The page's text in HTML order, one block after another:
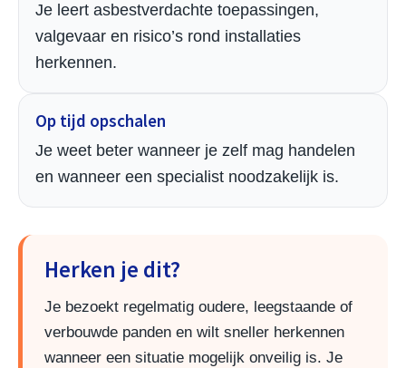
Je leert asbestverdachte toepassingen,
valgevaar en risico’s rond installaties
herkennen.
Op tijd opschalen
Je weet beter wanneer je zelf mag handelen
en wanneer een specialist noodzakelijk is.
Herken je dit?
Je bezoekt regelmatig oudere, leegstaande of
verbouwde panden en wilt sneller herkennen
wanneer een situatie mogelijk onveilig is. Je